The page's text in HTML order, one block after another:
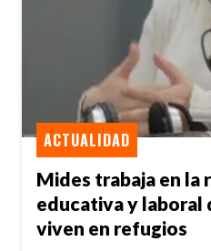
Mides trabaja en la
educativa y laboral
viven en refugios
ACTUALIDAD